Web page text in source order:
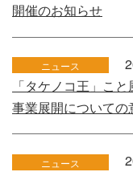
開催のお知らせ
ニュース
「タケノコ王」こ
事業展開についての
ニュース